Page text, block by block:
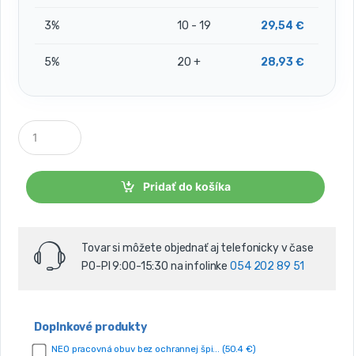
3% 10 - 19 29,54 €
5% 20 + 28,93€
P
o
č
Pridať do košíka
Tovar si môžete objednať aj telefonicky v čase
PO-PI 9:00-15:30 na infolinke054 202 89 51
Doplnkové produkty
NEO pracovná obuv bez ochrannej špi... (50.4 €)